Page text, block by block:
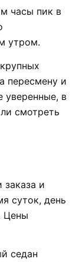
часы пик в
утром.
пересмену и
уверенные, в
смотреть
и
суток, день
Цены
седан